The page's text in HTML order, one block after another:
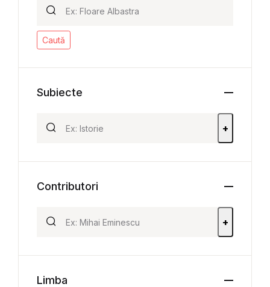
Caută
Subiecte
+
Contributori
+
Limba